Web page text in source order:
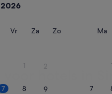
VrVrijdag
ZaZaterdag
ZoZondag
1 2
7 8 9
Ma
7
hotels in